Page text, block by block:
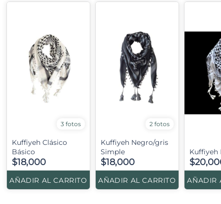
3 fotos
Kuffiyeh Clásico
Básico
$18,000
AÑADIR AL CARRITO
2 fotos
Kuffiyeh Negro/gris
Simple
$18,000
AÑADIR AL CARRITO
Kuffiyeh
AÑADIR